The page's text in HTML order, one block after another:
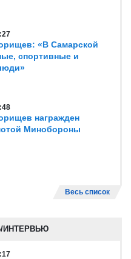
«В Самарской
спортивные и
награжден
Минобороны
Весь список
ИНТЕРВЬЮ